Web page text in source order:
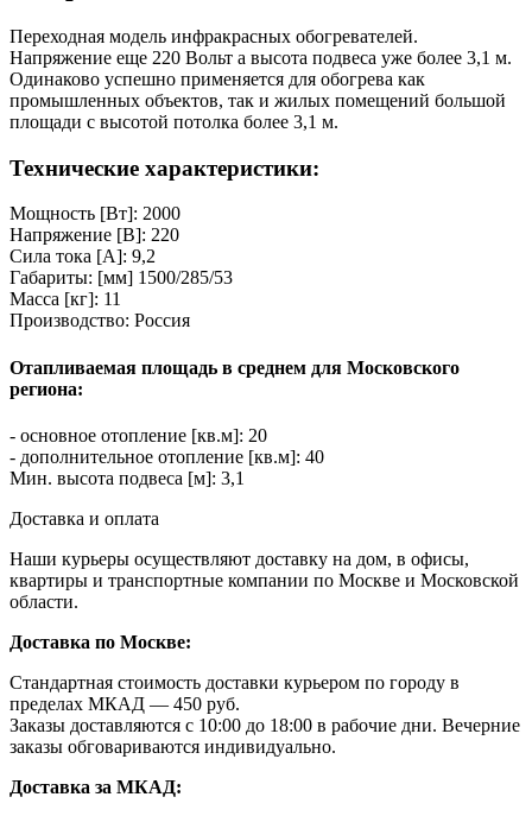
Переходная модель инфракрасных обогревателей.
Напряжение еще 220 Вольт а высота подвеса уже более 3,1 м.
Одинаково успешно применяется для обогрева как
промышленных объектов, так и жилых помещений большой
площади с высотой потолка более 3,1 м.
Технические характеристики:
Мощность [Вт]: 2000
Напряжение [В]: 220
Сила тока [А]: 9,2
Габариты: [мм] 1500/285/53
Масса [кг]: 11
Производство: Россия
Отапливаемая площадь в среднем для Московского
региона:
- основное отопление [кв.м]: 20
- дополнительное отопление [кв.м]: 40
Мин. высота подвеса [м]: 3,1
Доставка и оплата
Наши курьеры осуществляют доставку на дом, в офисы,
квартиры и транспортные компании по Москве и Московской
области.
Доставка по Москве:
Стандартная стоимость доставки курьером по городу в
пределах МКАД — 450 руб.
Заказы доставляются с 10:00 до 18:00 в рабочие дни. Вечерние
заказы обговариваются индивидуально.
Доставка за МКАД: